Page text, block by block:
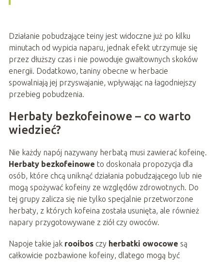
Działanie pobudzające teiny jest widoczne już po kilku
minutach od wypicia naparu, jednak efekt utrzymuje się
przez dłuższy czas i nie powoduje gwałtownych skoków
energii. Dodatkowo, taniny obecne w herbacie
spowalniają jej przyswajanie, wpływając na łagodniejszy
przebieg pobudzenia.
Herbaty bezkofeinowe – co warto
wiedzieć?
Nie każdy napój nazywany herbatą musi zawierać kofeinę.
Herbaty bezkofeinowe to doskonała propozycja dla
osób, które chcą uniknąć działania pobudzającego lub nie
mogą spożywać kofeiny ze względów zdrowotnych. Do
tej grupy zalicza się nie tylko specjalnie przetworzone
herbaty, z których kofeina została usunięta, ale również
napary przygotowywane z ziół czy owoców.
Napoje takie jak rooibosczy herbatki owocowe są
całkowicie pozbawione kofeiny, dlatego mogą być